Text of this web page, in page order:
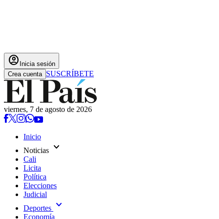
account_circle Inicia sesión
Crea cuenta SUSCRÍBETE
viernes, 7 de agosto de 2026
Inicio
Noticias expand_more
Cali
Licita
Política
Elecciones
Judicial
Deportes expand_more
Economía